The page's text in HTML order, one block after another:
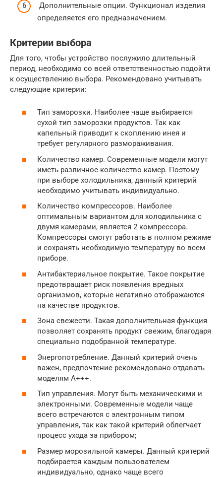
Дополнительные опции. Функционал изделия
определяется его предназначением.
Критерии выбора
Для того, чтобы устройство послужило длительный
период, необходимо со всей ответственностью подойти
к осуществлению выбора. Рекомендовано учитывать
следующие критерии:
Тип заморозки. Наиболее чаще выбирается
сухой тип заморозки продуктов. Так как
капельный приводит к скоплению инея и
требует регулярного размораживания.
Количество камер. Современные модели могут
иметь различное количество камер. Поэтому
при выборе холодильника, данный критерий
необходимо учитывать индивидуально.
Количество компрессоров. Наиболее
оптимальным вариантом для холодильника с
двумя камерами, является 2 компрессора.
Компрессоры смогут работать в полном режиме
и сохранять необходимую температуру во всем
приборе.
Антибактериальное покрытие. Такое покрытие
предотвращает риск появления вредных
организмов, которые негативно отображаются
на качестве продуктов.
Зона свежести. Такая дополнительная функция
позволяет сохранять продукт свежим, благодаря
специально подобранной температуре.
Энергопотребление. Данный критерий очень
важен, предпочтение рекомендовано отдавать
моделям А+++.
Тип управления. Могут быть механическими и
электронными. Современные модели чаще
всего встречаются с электронным типом
управления, так как такой критерий облегчает
процесс ухода за прибором;
Размер морозильной камеры. Данный критерий
подбирается каждым пользователем
индивидуально, однако чаще всего